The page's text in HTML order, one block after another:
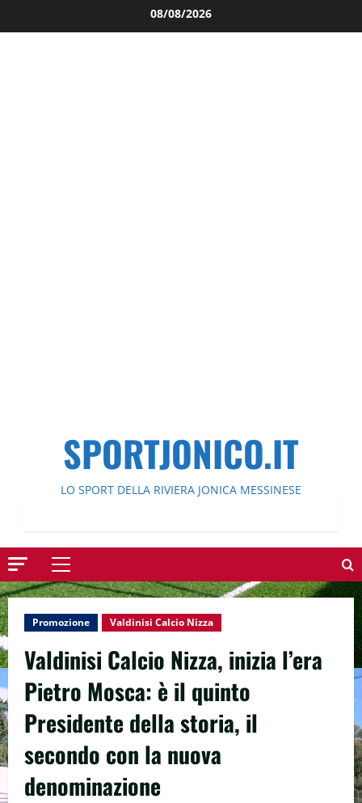
al
08/08/2026
SPORTJONICO.IT
LO SPORT DELLA RIVIERA JONICA MESSINESE
Menu
principale
Promozione Valdinisi Calcio Nizza
Valdinisi Calcio Nizza, inizia l’era
Pietro Mosca: è il quinto
Presidente della storia, il
secondo con la nuova
denominazione